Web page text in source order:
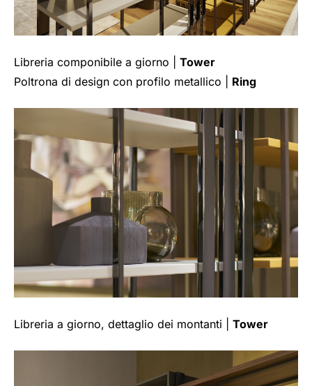
Libreria componibile a giorno | Tower
Poltrona di design con profilo metallico | Ring
Libreria a giorno, dettaglio dei montanti | Tower